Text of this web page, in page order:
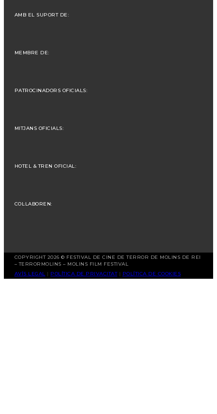
AMB EL SUPORT DE:
MEMBRE DE:
PATROCINADORS OFICIALS:
MITJANS OFICIALS:
HOTEL & TREN OFICIAL:
COL·LABOREN:
COPYRIGHT 2026 © FESTIVAL DE CINE DE TERROR DE MOLINS DE REI
– TERRORMOLINS – MOLINS FILM FESTIVAL
AVÍS LEGAL | POLÍTICA DE PRIVACITAT| POLÍTICA DE COOKIES